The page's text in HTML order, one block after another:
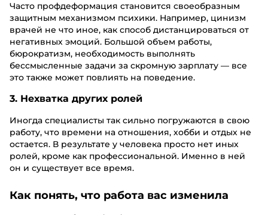
Часто профдеформация становится своеобразным
защитным механизмом психики. Например, цинизм
врачей не что иное, как способ дистанцироваться от
негативных эмоций. Большой объем работы,
бюрократизм, необходимость выполнять
бессмысленные задачи за скромную зарплату — все
это также может повлиять на поведение.
3. Нехватка других ролей
Иногда специалисты так сильно погружаются в свою
работу, что времени на отношения, хобби и отдых не
остается. В результате у человека просто нет иных
ролей, кроме как профессиональной. Именно в ней
он и существует все время.
Как понять, что работа вас изменила